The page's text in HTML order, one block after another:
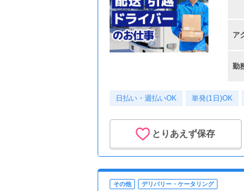
ア
勤
日払い・週払いOK 単発(1日)OK
とりあえず保存
その他 デリバリー・ケータリング